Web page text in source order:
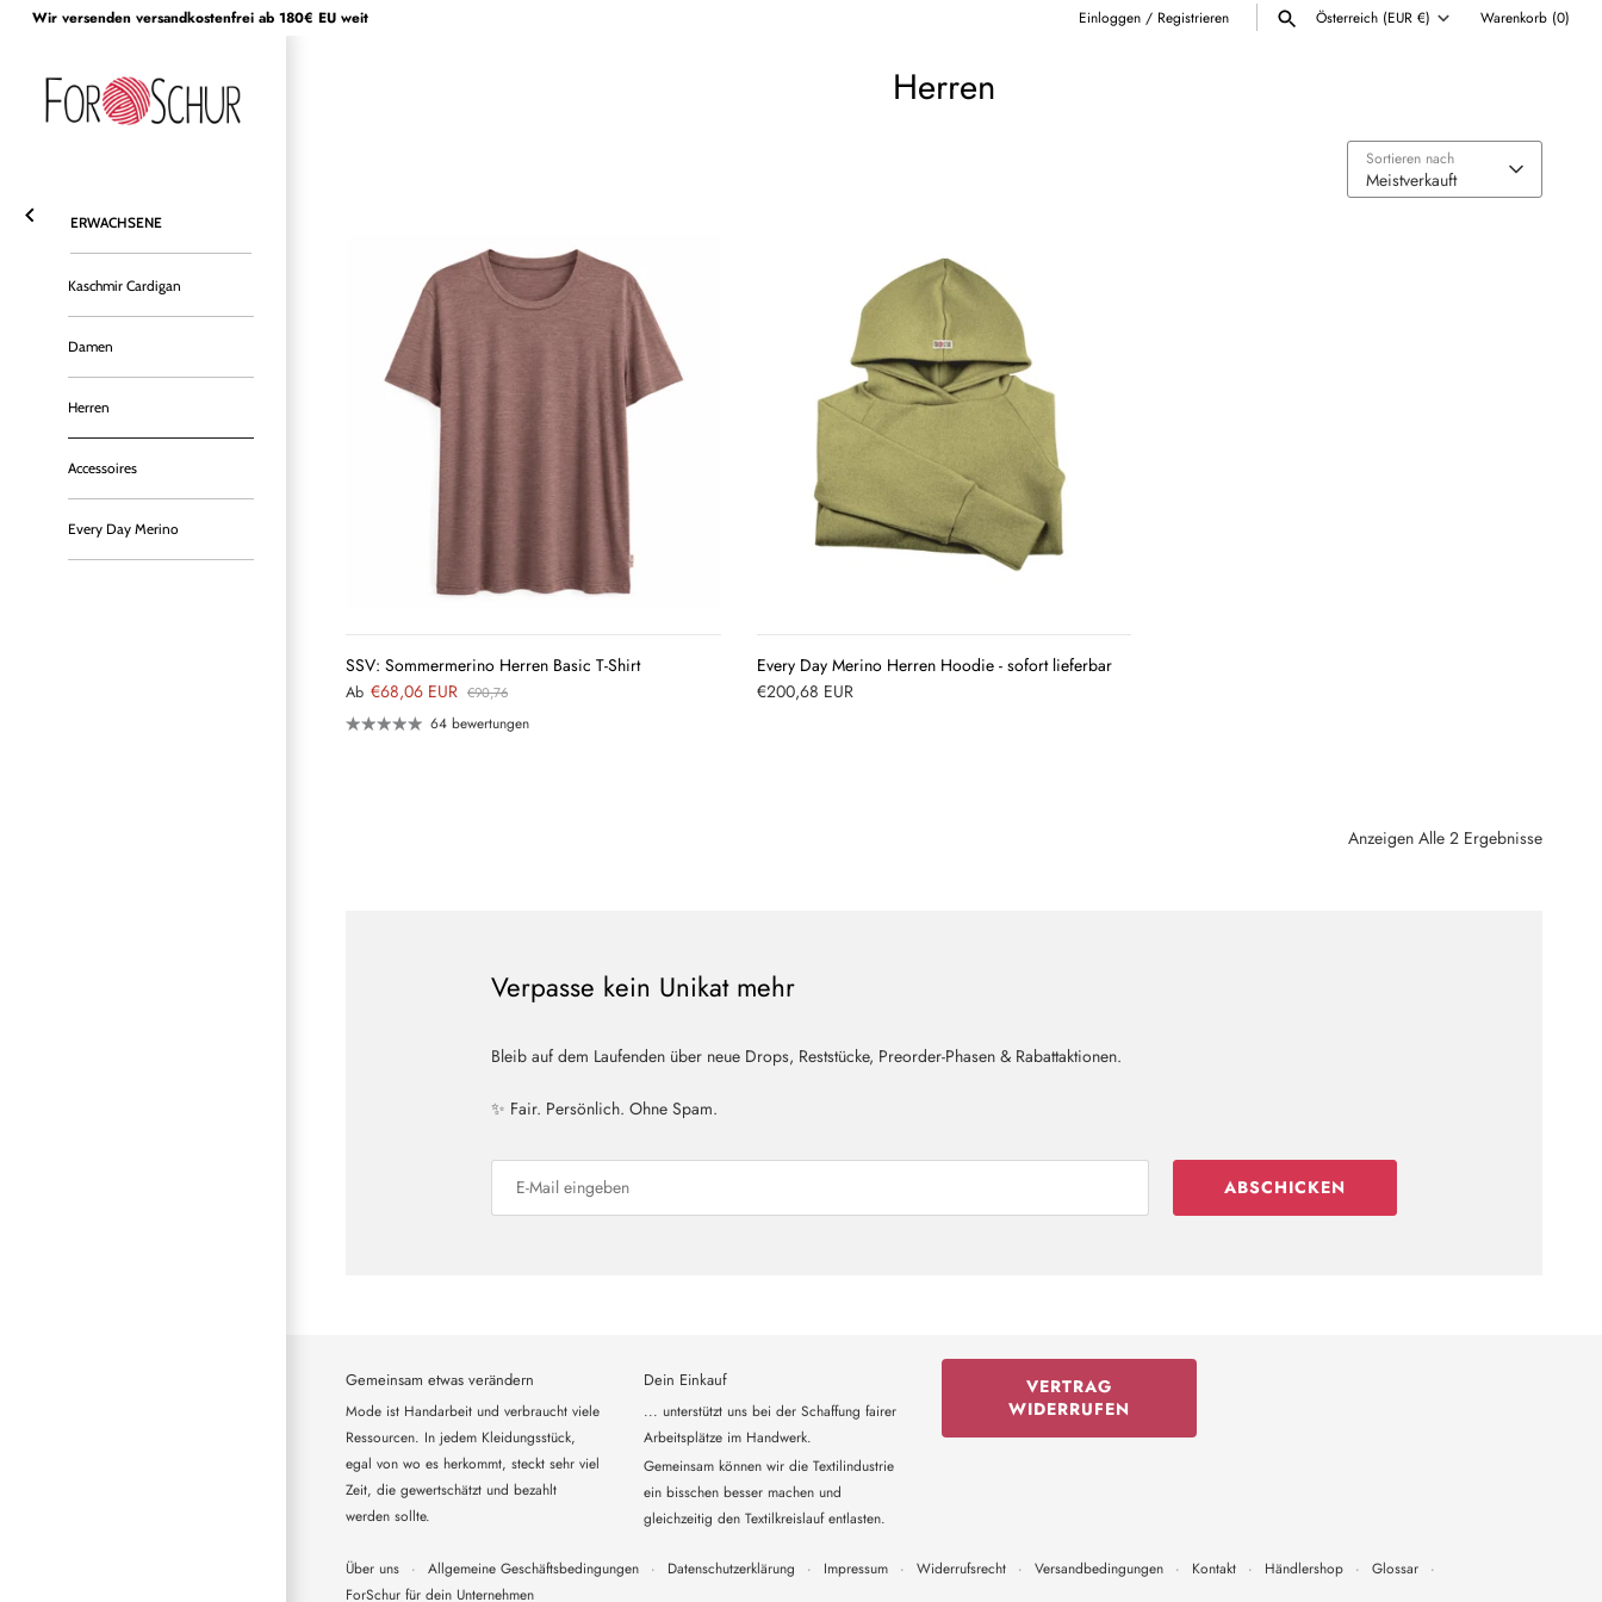
DirektWir versenden versandkostenfrei ab 180€ EU weit Einloggen / Registrieren Währung
Österreich (EUR €) Warenkorb (0)
ERWACHSENE
Kaschmir Cardigan
Damen
Herren
Accessoires
Every Day Merino
Herren
Sortieren nach
Meistverkauft
QUICK
SSV: Sommermerino Herren Basic T-Shirt
Ab €68,06 EUR €90,76
64 bewertungen
Every Day Merino Herren Hoodie - sofort lieferbar
€200,68 EUR
Anzeigen Alle 2 Ergebnisse
Verpasse kein Unikat mehr
Bleib auf dem Laufenden über neue Drops, Reststücke, Preorder-Phasen & Rabattaktionen.
✨ Fair. Persönlich. Ohne Spam.
ABSCHICKEN
Gemeinsam etwas verändern
Mode ist Handarbeit und verbraucht viele
Ressourcen. In jedem Kleidungsstück,
egal von wo es herkommt, steckt sehr viel
Zeit, die gewertschätzt und bezahlt
werden sollte.
Dein Einkauf
... unterstützt uns bei der Schaffung fairer
Arbeitsplätze im Handwerk.
Gemeinsam können wir die Textilindustrie
ein bisschen besser machen und
gleichzeitig den Textilkreislauf entlasten.
VERTRAG
WIDERRUFEN
Über uns · Allgemeine Geschäftsbedingungen · Datenschutzerklärung · Impressum · Widerrufsrecht · Versandbedingungen · Kontakt · Händlershop · Glossar
·
ForSchur für dein Unternehmen